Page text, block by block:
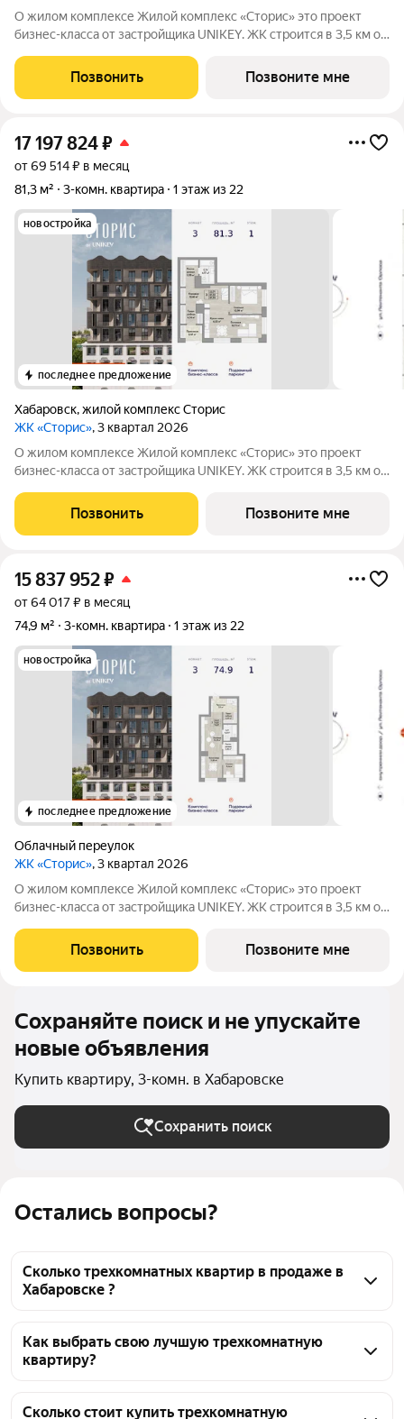
Остались вопросы?
Сколько трехкомнатных квартир в продаже в
Хабаровске ?
44 трехкомнатных квартиры 44 объявления от
застройщиков
Как выбрать свою лучшую трехкомнатную
квартиру?
воспользуйтесь тепловой картой для оценки
Сколько стоит купить трехкомнатную
О жилом комплексе Жилой комплекс «Сторис» это проект
бизнес-класса от застройщика UNIKEY. ЖК строится в 3,5 км от
«Бизнес», «Детство» и «Интеллект». В проекте
предусмотрены общественные
Позвонить Позвоните мне
17 197 824₽
от 69 514 ₽ в месяц
81,3 м²
3-комн. квартира 1 этаж из 22
новостройка
последнее предложение
Хабаровск,жилой комплекс Сторис
ЖК «Сторис», 3 квартал 2026
О жилом комплексе Жилой комплекс «Сторис» это проект
бизнес-класса от застройщика UNIKEY. ЖК строится в 3,5 км от
«Бизнес», «Детство» и «Интеллект». В проекте
предусмотрены общественные
Позвонить Позвоните мне
15 837 952₽
от 64 017 ₽ в месяц
74,9 м²
3-комн. квартира 1 этаж из 22
новостройка
последнее предложение
Облачный переулок
ЖК «Сторис», 3 квартал 2026
О жилом комплексе Жилой комплекс «Сторис» это проект
бизнес-класса от застройщика UNIKEY. ЖК строится в 3,5 км от
«Бизнес», «Детство» и «Интеллект». В проекте
предусмотрены общественные
Позвонить Позвоните мне
Сохраняйте поиск и не упускайте
новые объявления
Купить квартиру, 3-комн. в Хабаровске
Сохранить поиск